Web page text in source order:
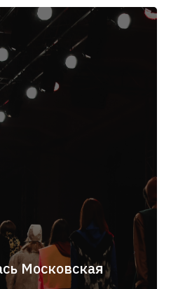
Московская